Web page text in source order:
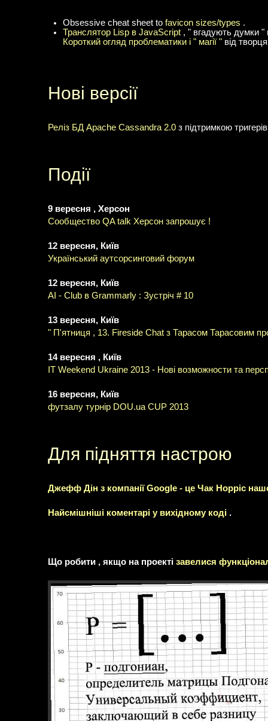
Obsessive cheat sheet to favicon sizes/types .
Транслятор Lisp в JavaScript , " вгадують думки "
Короткий огляд проблематики і " магії " від
Нові версії
Реліз БД Apache Cassandra 2.0 з підтримкою
Події
9 вересня , Херсон
Cообщество QA talk Херсон запрошує !
12 вересня, Київ
Український аутсорсинговий форум
12 вересня, Київ
AI - Club в Grammarly : Зустріч # 10
13 вересня, Київ
" П'ятниця , 13. Fireside Chat з Тарасом Тарасовим про
14 вересня , Київ
IT Weekend Ukraine 2013 - Нові возможности та
16 вересня, Київ
футзалу турнір DOU.ua CUP 2013
Для підняття настрою
Джефф Дін з компанії Google - це Чак Норріс
Найсмішніші коментарі у вихідному коді .
Що робити , якщо на проекті завелися